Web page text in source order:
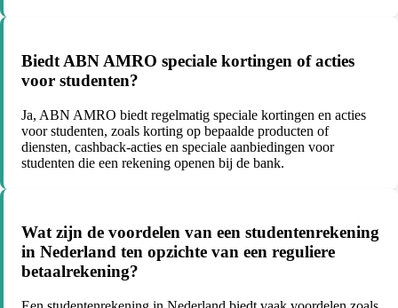
Biedt ABN AMRO speciale kortingen of acties
voor studenten?
Ja, ABN AMRO biedt regelmatig speciale kortingen en acties
voor studenten, zoals korting op bepaalde producten of
diensten, cashback-acties en speciale aanbiedingen voor
studenten die een rekening openen bij de bank.
Wat zijn de voordelen van een studentenrekening
in Nederland ten opzichte van een reguliere
betaalrekening?